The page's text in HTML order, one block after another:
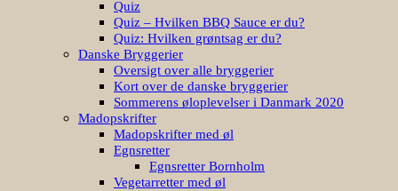
Quiz
Quiz – Hvilken BBQ Sauce er du?
Quiz: Hvilken grøntsag er du?
Danske Bryggerier
Oversigt over alle bryggerier
Kort over de danske bryggerier
Sommerens øloplevelser i Danmark 2020
Madopskrifter
Madopskrifter med øl
Egnsretter
Egnsretter Bornholm
Vegetarretter med øl